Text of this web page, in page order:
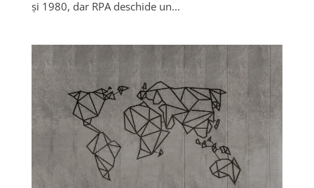
și 1980, dar RPA deschide un...